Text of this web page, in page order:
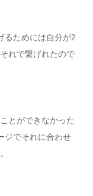
るためには自分が2
れで繋げれたので
とができなかった
ジでそれに合わせ